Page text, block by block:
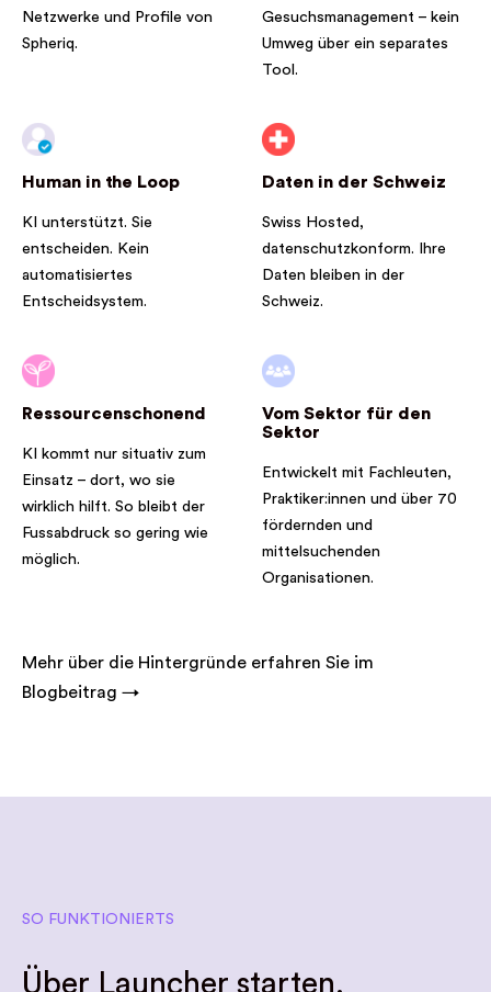
Netzwerke und Profile von
Spheriq.
Gesuchsmanagement – kein
Umweg über ein separates
Tool.
Human in the Loop
KI unterstützt. Sie
entscheiden. Kein
automatisiertes
Entscheidsystem.
Daten in der Schweiz
Swiss Hosted,
datenschutzkonform. Ihre
Daten bleiben in der
Schweiz.
Ressourcenschonend
KI kommt nur situativ zum
Einsatz – dort, wo sie
wirklich hilft. So bleibt der
Fussabdruck so gering wie
möglich.
Vom Sektor für den
Sektor
Entwickelt mit Fachleuten,
Praktiker:innen und über 70
fördernden und
mittelsuchenden
Organisationen.
Mehr über die Hintergründe erfahren Sie im
Blogbeitrag →
SO FUNKTIONIERTS
Über Launcher starten.